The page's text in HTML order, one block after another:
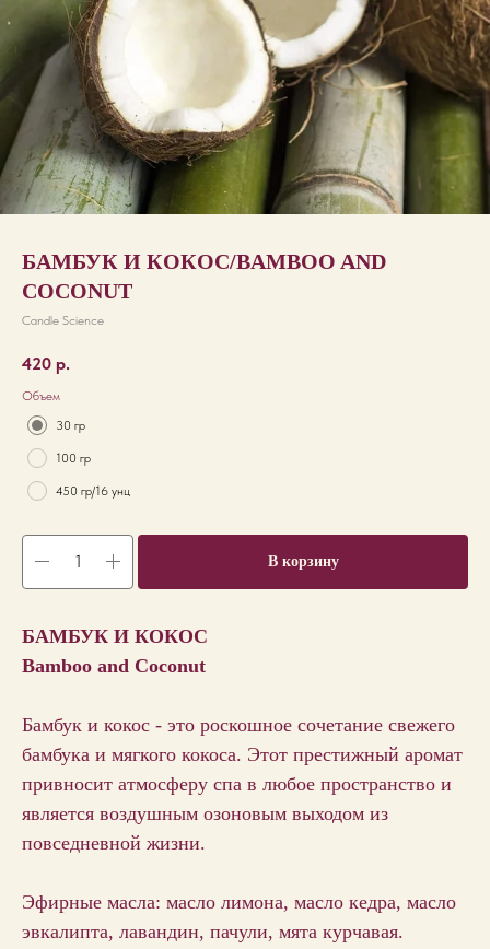
БАМБУК И КОКОС/BAMBOO AND
COCONUT
Candle Science
420 р.
Объем
30 гр
100 гр
450 гр/16 унц
В корзину
БАМБУК И КОКОС
Bamboo and Coconut
Бамбук и кокос - это роскошное сочетание свежего
бамбука и мягкого кокоса. Этот престижный аромат
привносит атмосферу спа в любое пространство и
является воздушным озоновым выходом из
повседневной жизни.
Эфирные масла: масло лимона, масло кедра, масло
эвкалипта, лавандин, пачули, мята курчавая.